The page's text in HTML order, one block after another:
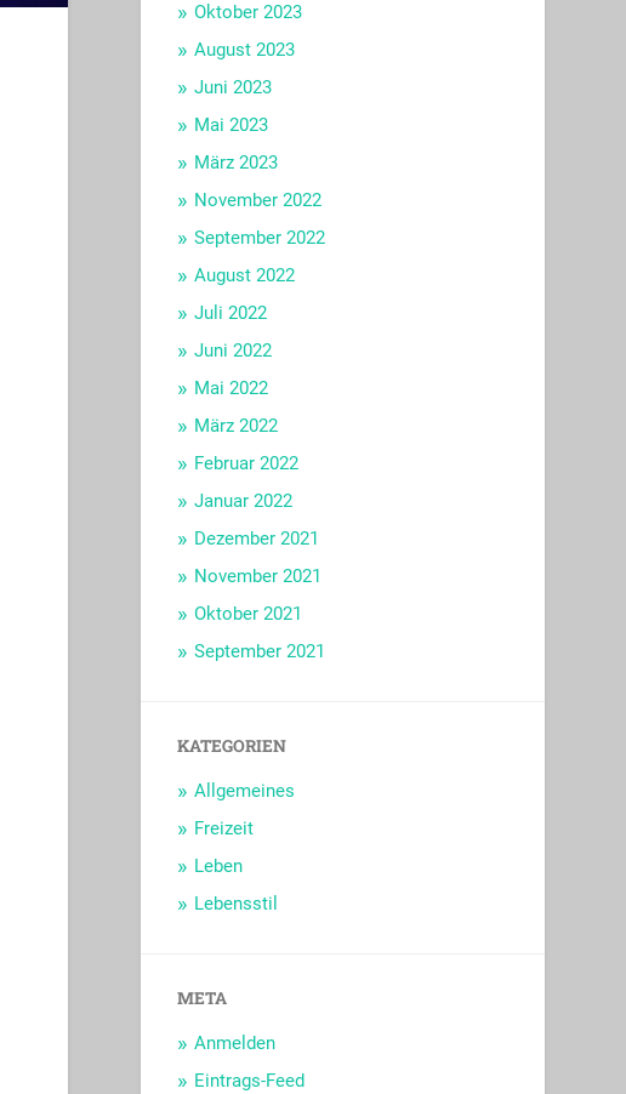
Oktober 2023
August 2023
Juni 2023
Mai 2023
März 2023
November 2022
September 2022
August 2022
Juli 2022
Juni 2022
Mai 2022
März 2022
Februar 2022
Januar 2022
Dezember 2021
November 2021
Oktober 2021
September 2021
KATEGORIEN
Allgemeines
Freizeit
Leben
Lebensstil
META
Anmelden
Eintrags-Feed